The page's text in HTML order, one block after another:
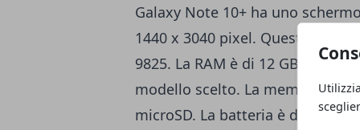
Galaxy Note 10+ ha uno
1440 x 3040 pixel. Questo
9825. La RAM è di 12 GB e lo
modello scelto. La memoria
microSD. La batteria è da 4.300